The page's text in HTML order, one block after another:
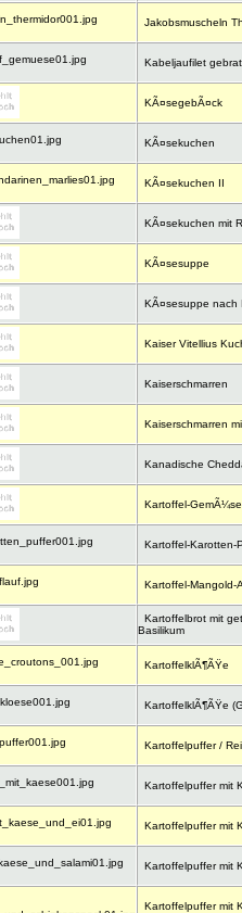
Jakobsmuscheln
Kabeljaufilet
KÃ¤segebÃ¤ck
KÃ¤sekuchen
KÃ¤sekuchen II
KÃ¤sekuchen mit
KÃ¤sesuppe
KÃ¤sesuppe nach
Kaiser Vitellius
Kaiserschmarren
Kaiserschmarren
Kanadische
Kartoffel-
Kartoffel-Karotten-
Kartoffel-Mangold-
Kartoffelbrot mit
Basilikum
KartoffelklÃ¶ÃŸe
KartoffelklÃ¶ÃŸe
Kartoffelpuffer /
Kartoffelpuffer mit
Kartoffelpuffer mit
Kartoffelpuffer mit
Kartoffelpuffer mit